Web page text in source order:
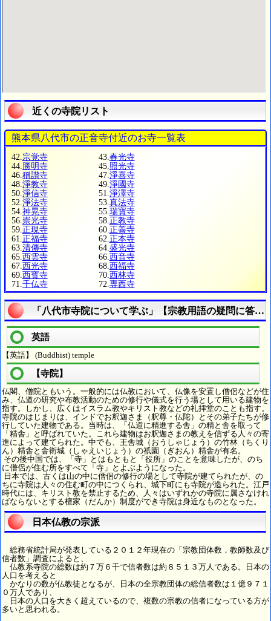
近くの寺院リスト
熊本県八代市の正音寺付近のお寺一覧表
42. 宗覚寺 43. 春光寺
44. 勝明寺 45. 照光寺
46. 稱讃寺 47. 淨喜寺
48. 淨教寺 49. 淨國寺
50. 淨信寺 51. 淨澤寺
52. 淨法寺 53. 真法寺
54. 神晃寺 55. 瑞寶寺
56. 崇光寺 58. 正教寺
59. 正現寺 60. 正善寺
61. 正福寺 62. 正本寺
63. 清傳寺 64. 盛光寺
65. 西雲寺 66. 西音寺
67. 西光寺 68. 西福寺
69. 西寳寺 70. 西林寺
71. 千仏寺 72. 専西寺
「八代市寺院について学ぶ」【宗教用語の疑問に答え
英語
【英語】 (Buddhist) temple
【寺院】
仏閣、僧院ともいう。一般的には仏教において、仏像を安置し僧侶などが住
み、仏道の研究や布教活動のための修行や儀式を行う場として用いる建物を
指す。しかし、広くはイスラム教やキリスト教などの礼拝堂のことも指す。
寺院のはじまりは、インドでお釈迦さま（釈尊・仏陀）とその弟子たちが修
行していた建物である。当時は、「仏道に精進する舎」の精と舎を取って
「精舎」と呼ばれていた。これら建物はお釈迦さまの教えを信ずる人々の寄
進によって建てられた。中でも、王舎城（おうしゃじょう）の竹林（ちくり
ん）精舎と舎衛城（しゃえいじょう）の祇園（ぎおん）精舎が有名。
その後中国では、「寺」とはもともと「役所」のことを意味したが、のち
に僧侶が住む所をすべて「寺」とよぶようになった。
日本では、古くは山の中に僧侶の修行の場として寺院が建てられたが、の
ちに寺院は人々の住む町の中につくられ、城下町にも寺院が造られた。江戸
時代には、キリスト教を禁止するため、人々はいずれかの寺院に属さなけれ
ばならないとする檀家（だんか）制度ができ寺院は身近なものとなった。
日本仏教の宗派
総務省統計局が発表している２０１２年現在の「宗教団体数，教師数及び
信者数」調査によると、
仏教系寺院の総数は約７万６千で信者数は約８５１３万人である。日本の
人口を考えると
かなりの数が仏教徒となるが、日本の全宗教団体の総信者数は１億９７１
０万人であり、
日本の人口を大きく超えているので、複数の宗教の信者になっている方が
多いと思われる。